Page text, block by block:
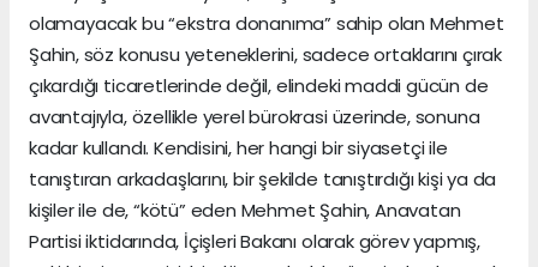
olamayacak bu “ekstra donanıma” sahip olan Mehmet
Şahin, söz konusu yeteneklerini, sadece ortaklarını çırak
çıkardığı ticaretlerinde değil, elindeki maddi gücün de
avantajıyla, özellikle yerel bürokrasi üzerinde, sonuna
kadar kullandı. Kendisini, her hangi bir siyasetçi ile
tanıştıran arkadaşlarını, bir şekilde tanıştırdığı kişi ya da
kişiler ile de, “kötü” eden Mehmet Şahin, Anavatan
Partisi iktidarında, İçişleri Bakanı olarak görev yapmış,